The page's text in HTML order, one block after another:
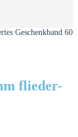
Geschenkband 60
flieder-